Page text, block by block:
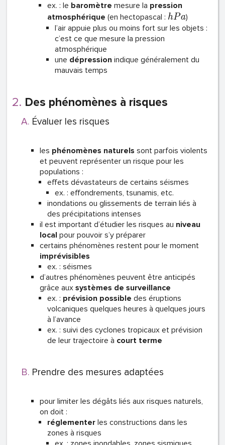
ex. : le baromètre mesure la pression
atmosphérique (en hectopascal : hPa)
l’air appuie plus ou moins fort sur les objets :
c’est ce que mesure la pression
atmosphérique
une dépression indique généralement du
mauvais temps
Des phénomènes à risques
Évaluer les risques
les phénomènes naturels sont parfois violents
et peuvent représenter un risque pour les
populations :
effets dévastateurs de certains séismes
ex. : effondrements, tsunamis, etc.
inondations ou glissements de terrain liés à
des précipitations intenses
il est important d’étudier les risques au niveau
local pour pouvoir s’y préparer
certains phénomènes restent pour le moment
imprévisibles
ex. : séismes
d’autres phénomènes peuvent être anticipés
grâce aux systèmes de surveillance
ex. : prévision possible des éruptions
volcaniques quelques heures à quelques jours
à l’avance
ex. : suivi des cyclones tropicaux et prévision
de leur trajectoire à court terme
Prendre des mesures adaptées
pour limiter les dégâts liés aux risques naturels,
on doit :
réglementer les constructions dans les
zones à risques